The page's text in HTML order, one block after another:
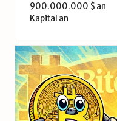
900.000.000 $ an
Kapital an